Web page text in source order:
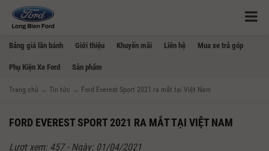
Bảng giá lăn bánh Giới thiệu Khuyến mãi Liên hệ Mua xe trả góp
Phụ Kiện Xe Ford Sản phẩm
Trang chủ → Tin tức → Ford Everest Sport 2021 ra mắt tại Việt Nam
FORD EVEREST SPORT 2021 RA MẮT TẠI VIỆT NAM
Lượt xem: 457 - Ngày: 01/04/2021